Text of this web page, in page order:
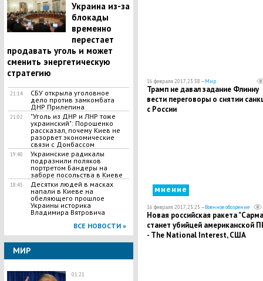
Украина из-за
блокады
временно
перестает
продавать уголь и может
сменить энергетическую
стратегию
21:14
СБУ открыла уголовное
дело против замкомбата
ДНР Прилепина
21:02
"Уголь из ДНР и ЛНР тоже
украинский": Порошенко
рассказал, почему Киев не
разорвет экономические
связи с Донбассом
19:40
Украинские радикалы
подразнили поляков
портретом Бандеры на
заборе посольства в Киеве
18:45
Десятки людей в масках
напали в Киеве на
обеляющего прошлое
Украины историка
Владимира Вятровича
ВСЕ НОВОСТИ »
МИР
01:21
16 февраля 2017, 23:38 —Мир
Трамп не давал задание Флинну
вести переговоры о снятии
с России
мнение
16 февраля 2017, 23:25 —Военное обозрение
Новая российская ракета
станет убийцей американской
- The National Interest, США